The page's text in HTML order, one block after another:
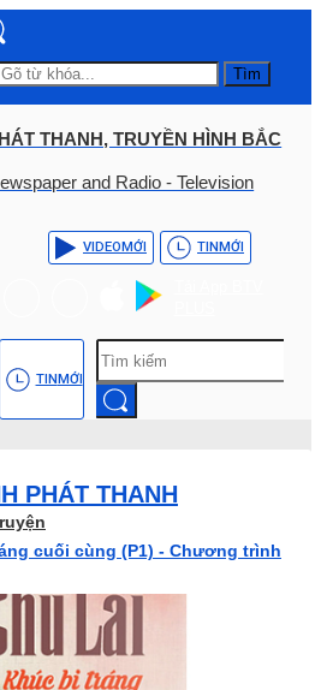
Tìm
THANH, TRUYỀN HÌNH BẮC
and Radio - Television
VIDEOMỚI TINMỚI
TINMỚI
PHÁT THANH
cuối cùng (P1) - Chương trình